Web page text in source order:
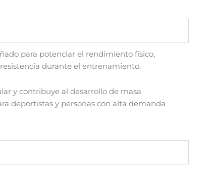
m
para potenciar el rendimiento físico,
durante el entrenamiento.
y contribuye al desarrollo de masa
deportistas y personas con alta demanda